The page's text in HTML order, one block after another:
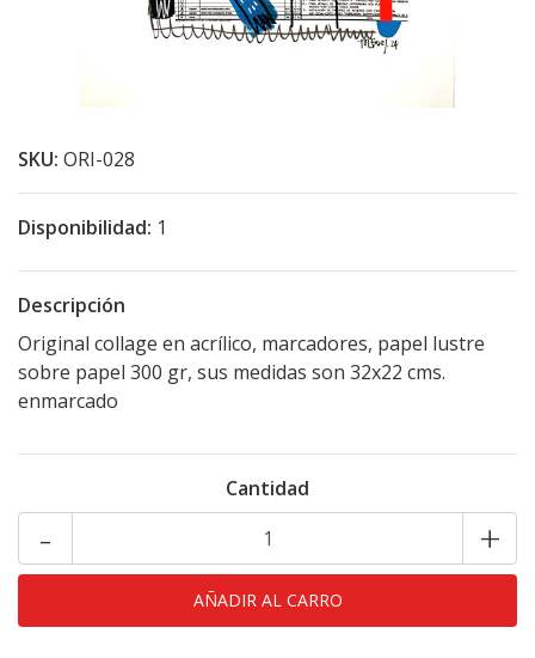
SKU: ORI-028
Disponibilidad: 1
Descripción
Original collage en acrílico, marcadores, papel lustre
sobre papel 300 gr, sus medidas son 32x22 cms.
enmarcado
Cantidad
- +